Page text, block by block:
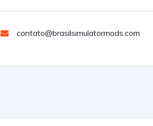
contato@brasilsimulatormods.com